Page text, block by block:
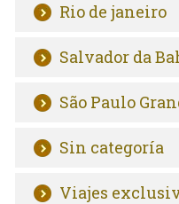
Rio de janeiro
Salvador da
São Paulo
Sin categoría
Viajes